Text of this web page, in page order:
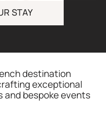
STAY
destination
exceptional
and bespoke events